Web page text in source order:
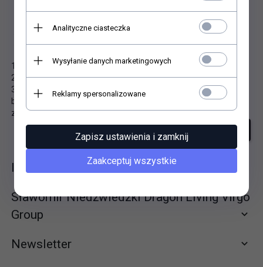
Niestety nie znaleziono produktu!
1. Sprawdź poprawność zapytania i spróbuj ponownie.
2. Ogranicz szukane słowa do jednego lub dwóch.
3. Podaj ogólną nazwę produktu, którego szukasz. Później
będziesz mógł ograniczyć wyniki wyszukiwania korzystając z
zaawansowanych filtrów.
szukanie zaawansowane
Informacje
Sławomir Niedźwiedzki Dragon Living Virgo
Group
Newsletter
Analityczne ciasteczka
Wysyłanie danych marketingowych
Reklamy spersonalizowane
Zapisz ustawienia i zamknij
Zaakceptuj wszystkie